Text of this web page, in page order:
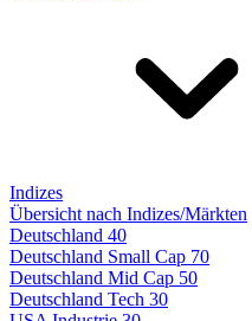
Indizes
Übersicht nach Indizes/Märkten
Deutschland 40
Deutschland Small Cap 70
Deutschland Mid Cap 50
Deutschland Tech 30